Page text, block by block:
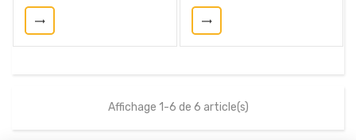
trending_flat trending_flat
Affichage 1-6 de 6 article(s)